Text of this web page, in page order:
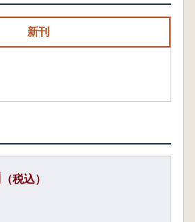
新刊
（税込）